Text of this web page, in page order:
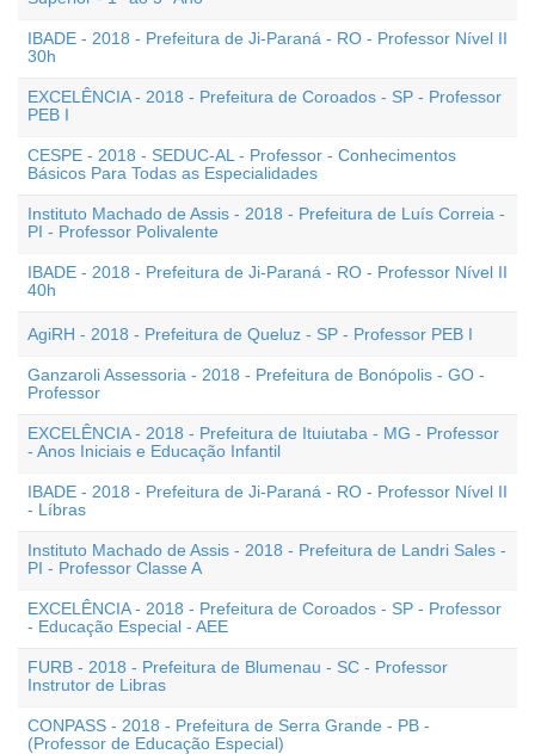
IBADE - 2018 - Prefeitura de Ji-Paraná - RO - Professor Nível II
30h
EXCELÊNCIA - 2018 - Prefeitura de Coroados - SP - Professor
PEB I
CESPE - 2018 - SEDUC-AL - Professor - Conhecimentos
Básicos Para Todas as Especialidades
Instituto Machado de Assis - 2018 - Prefeitura de Luís Correia -
PI - Professor Polivalente
IBADE - 2018 - Prefeitura de Ji-Paraná - RO - Professor Nível II
40h
AgiRH - 2018 - Prefeitura de Queluz - SP - Professor PEB I
Ganzaroli Assessoria - 2018 - Prefeitura de Bonópolis - GO -
Professor
EXCELÊNCIA - 2018 - Prefeitura de Ituiutaba - MG - Professor
- Anos Iniciais e Educação Infantil
IBADE - 2018 - Prefeitura de Ji-Paraná - RO - Professor Nível II
- Líbras
Instituto Machado de Assis - 2018 - Prefeitura de Landri Sales -
PI - Professor Classe A
EXCELÊNCIA - 2018 - Prefeitura de Coroados - SP - Professor
- Educação Especial - AEE
FURB - 2018 - Prefeitura de Blumenau - SC - Professor
Instrutor de Libras
CONPASS - 2018 - Prefeitura de Serra Grande - PB -
(Professor de Educação Especial)